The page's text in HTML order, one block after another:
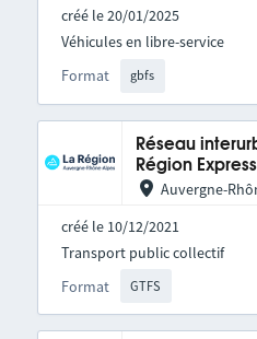
créé le 20/01/2025
Format gbfs
Véhicules en libre-service
Réseau
Région Express
Auvergne-
créé le 10/12/2021
Format GTFS
Transport public collectif